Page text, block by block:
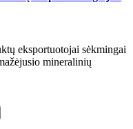
eksportuotojai sėkmingai
mineralinių